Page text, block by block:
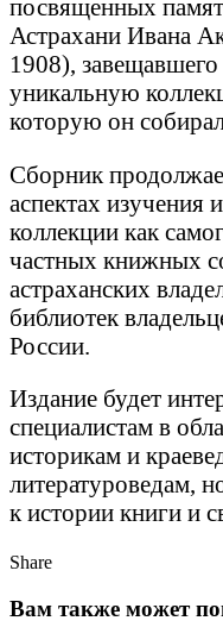
посвященных
Астрахани Ивана
1908),
уникальную
которую он
Сборник
аспектах изучения
коллекции как
частных книжных
астраханских
библиотек
России.
Издание будет
специалистам в
историкам и
литературоведам,
к истории книги и
Share
Вам также может